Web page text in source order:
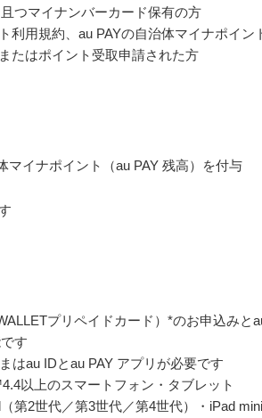
つマイナンバーカード保有の方
用規約、au PAYの自治体マイナポイン
たはポイント受取申請された方
マイナポイント（au PAY 残高）を付与
プリペイドカード）*のお申込み
す
はau IDとau PAY アプリが必要です
以上のスマートフォン・タブレット
第2世代／第3世代／第4世代）・iPad